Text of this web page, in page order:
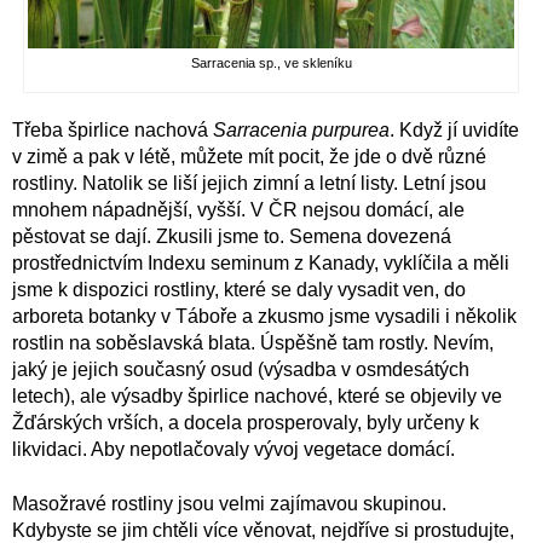
Sarracenia sp., ve skleníku
Třeba špirlice nachová Sarracenia purpurea. Když jí uvidíte
v zimě a pak v létě, můžete mít pocit, že jde o dvě různé
rostliny. Natolik se liší jejich zimní a letní listy. Letní jsou
mnohem nápadnější, vyšší. V ČR nejsou domácí, ale
pěstovat se dají. Zkusili jsme to. Semena dovezená
prostřednictvím Indexu seminum z Kanady, vyklíčila a měli
jsme k dispozici rostliny, které se daly vysadit ven, do
arboreta botanky v Táboře a zkusmo jsme vysadili i několik
rostlin na soběslavská blata. Úspěšně tam rostly. Nevím,
jaký je jejich současný osud (výsadba v osmdesátých
letech), ale výsadby špirlice nachové, které se objevily ve
Žďárských vrších, a docela prosperovaly, byly určeny k
likvidaci. Aby nepotlačovaly vývoj vegetace domácí.
Masožravé rostliny jsou velmi zajímavou skupinou.
Kdybyste se jim chtěli více věnovat, nejdříve si prostudujte,